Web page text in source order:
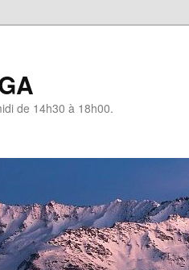
de 14h30 à 18h00.